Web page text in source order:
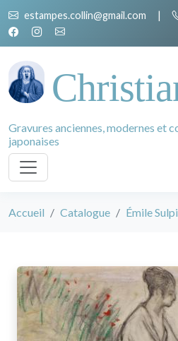
estampes.collin@gmail.com |
Gravures anciennes, modernes et
japonaises
Accueil Catalogue Émile